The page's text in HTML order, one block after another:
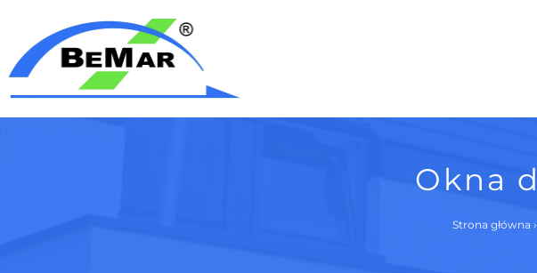
Okna
Strona główna ›